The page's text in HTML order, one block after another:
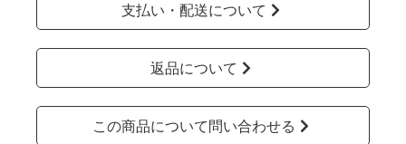
支払い・配送について
返品について
この商品について問い合わせる